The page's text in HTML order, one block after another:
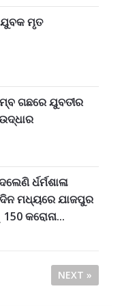
ଯୁବକ ମୃତ
ଗଛରେ ଯୁବତୀର
ର୍ଧର୍ମଶାଳା
ମଧ୍ୟରେ ଯାଜପୁର
କରୋନା...
NEXT »